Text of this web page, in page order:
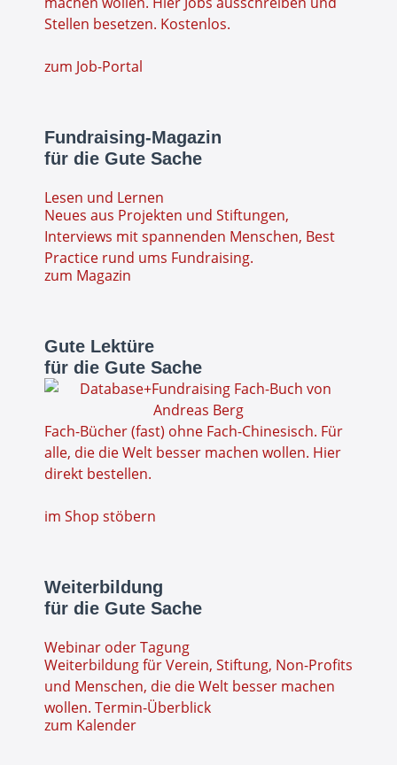
Stellen besetzen. Kostenlos.
zum Job-Portal
Fundraising-Magazin
für die Gute Sache
Lesen und Lernen
Neues aus Projekten und Stiftungen,
Interviews mit spannenden Menschen, Best
Practice rund ums Fundraising.
zum Magazin
Gute Lektüre
für die Gute Sache
Fach-Bücher (fast) ohne Fach-Chinesisch. Für
alle, die die Welt besser machen wollen. Hier
direkt bestellen.
im Shop stöbern
Weiterbildung
für die Gute Sache
Webinar oder Tagung
Weiterbildung für Verein, Stiftung, Non-Profits
und Menschen, die die Welt besser machen
wollen. Termin-Überblick
zum Kalender